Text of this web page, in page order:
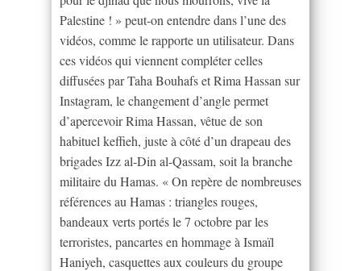
Palestine ! » peut-on entendre dans l’une des
vidéos, comme le rapporte un utilisateur. Dans
ces vidéos qui viennent compléter celles
diffusées par Taha Bouhafs et Rima Hassan sur
Instagram, le changement d’angle permet
d’apercevoir Rima Hassan, vêtue de son
habituel keffieh, juste à côté d’un drapeau des
brigades Izz al-Din al-Qassam, soit la branche
militaire du Hamas. « On repère de nombreuses
références au Hamas : triangles rouges,
bandeaux verts portés le 7 octobre par les
terroristes, pancartes en hommage à Ismaïl
Haniyeh, casquettes aux couleurs du groupe